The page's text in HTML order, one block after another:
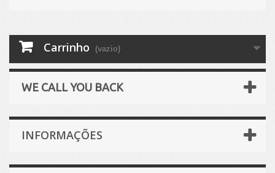
Carrinho (vazio)
WE CALL YOU BACK
INFORMAÇÕES